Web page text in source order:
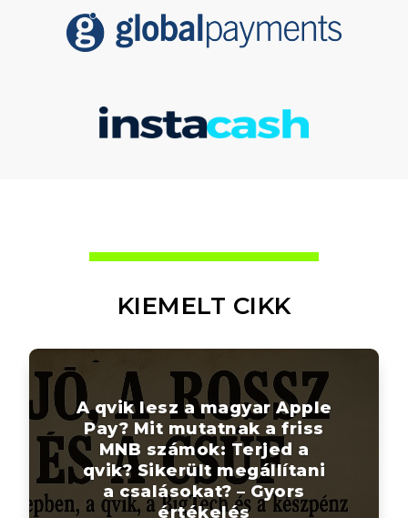
KIEMELT CIKK
A qvik lesz a magyar Apple
Pay? Mit mutatnak a friss
MNB számok: Terjed a
qvik? Sikerült megállítani
a csalásokat? – Gyors
értékelés